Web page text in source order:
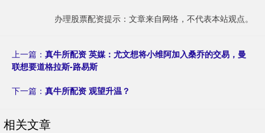
办理股票配资提示：文章来自网络，不代表本站观点。
上一篇： 真牛所配资 英媒：尤文想将小维阿加入桑乔的交易，曼
联想要道格拉斯-路易斯
下一篇： 真牛所配资 观望升温？
相关文章